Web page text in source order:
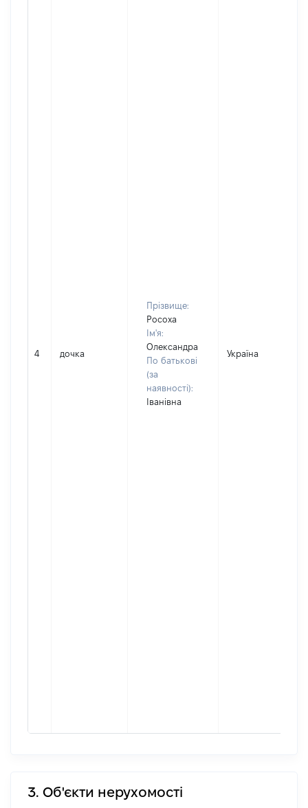
4 дочка
Прізвище:
Росоха
Ім'я:
Олександра
По батькові
(за
наявності):
Іванівна
Україна
3. Об'єкти нерухомості